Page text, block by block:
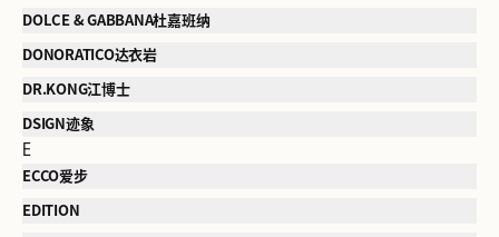
DOLCE & GABBANA杜嘉班纳
DONORATICO达衣岩
DR.KONG江博士
DSIGN迹象
E
ECCO爱步
EDITION